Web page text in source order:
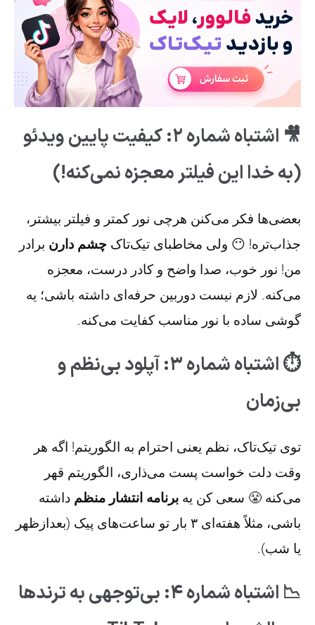
🎥 اشتباه شماره ۲: کیفیت پایین ویدئو
(به خدا این فیلتر معجزه نمی‌کنه!)
بعضی‌ها فکر می‌کنن هرچی نور کمتر و فیلتر بیشتر،
جذاب‌تره! 😶 ولی مخاطبای تیک‌تاک چشم دارن برادر
من! نور خوب، صدا واضح و کادر درست، معجزه
می‌کنه. لازم نیست دوربین حرفه‌ای داشته باشی؛ یه
گوشی ساده با نور مناسب کفایت می‌کنه.
⏱ اشتباه شماره ۳: آپلود بی‌نظم و
بی‌زمان
توی تیک‌تاک، نظم یعنی احترام به الگوریتم! اگه هر
وقت دلت خواست پست می‌ذاری، الگوریتم قهر
می‌کنه 😤 سعی کن یه برنامه انتشار منظم داشته
باشی، مثلاً هفته‌ای ۳ بار تو ساعت‌های پیک (بعدازظهر
یا شب).
📉 اشتباه شماره ۴: بی‌توجهی به ترندها